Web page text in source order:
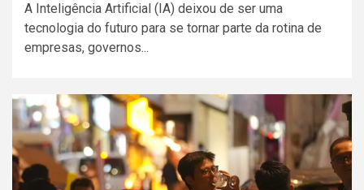
A Inteligência Artificial (IA) deixou de ser uma
tecnologia do futuro para se tornar parte da rotina de
empresas, governos...